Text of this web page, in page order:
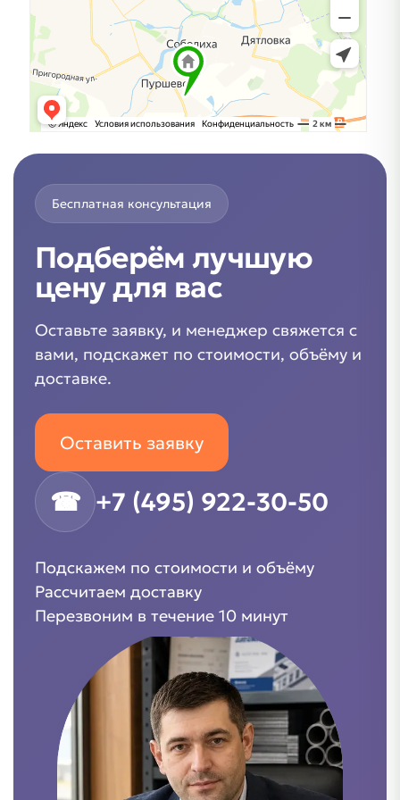
Бесплатная консультация
Подберём лучшую
цену для вас
Оставьте заявку, и менеджер свяжется с
вами, подскажет по стоимости, объёму и
доставке.
Оставить заявку
☎ +7 (495) 922-30-50
Подскажем по стоимости и объёму
Рассчитаем доставку
Перезвоним в течение 10 минут